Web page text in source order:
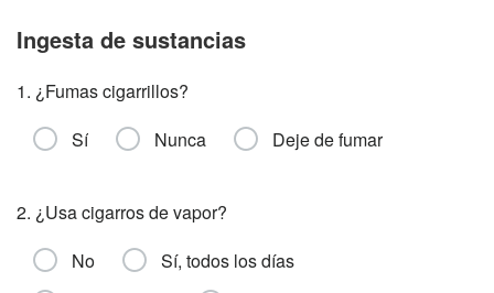
Ingesta de sustancias
1. ¿Fumas cigarrillos?
Sí
Nunca Deje de fumar
2. ¿Usa cigarros de vapor?
No
Sí, todos los días